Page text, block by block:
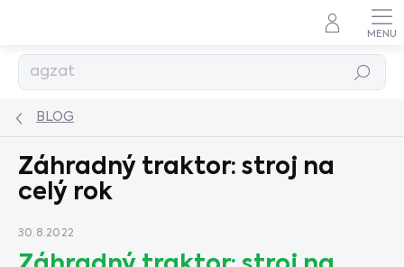
Hľadať
BLOG
Záhradný traktor: stroj na
celý rok
30.8.2022